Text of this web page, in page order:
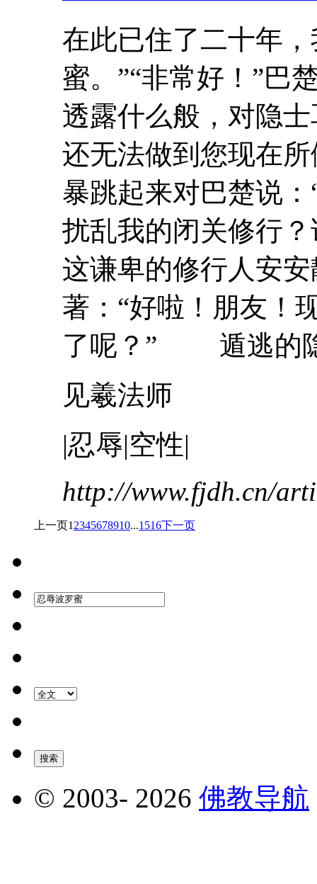
在此已住了二十年
蜜。”“非常好！”巴
透露什么般，对隐
还无法做到您现在
暴跳起来对巴楚说
扰乱我的闭关修行
这谦卑的修行人安
著：“好啦！朋友！
了呢？” 遁逃的
见羲法师
|忍辱|空性|
http://www.fjdh.cn/
上一页1 2345678910...1516下一页
© 2003- 2026 佛教导航